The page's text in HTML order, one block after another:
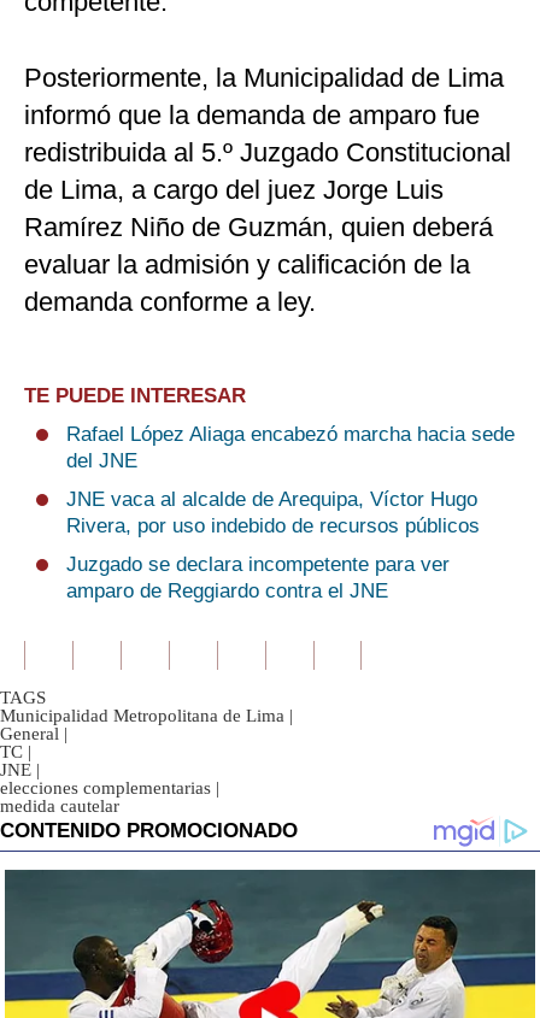
Posteriormente, la Municipalidad de Lima
informó que la demanda de amparo fue
redistribuida al 5.º Juzgado Constitucional
de Lima, a cargo del juez Jorge Luis
Ramírez Niño de Guzmán, quien deberá
evaluar la admisión y calificación de la
demanda conforme a ley.
TE PUEDE INTERESAR
Rafael López Aliaga encabezó marcha hacia sede
del JNE
JNE vaca al alcalde de Arequipa, Víctor Hugo
Rivera, por uso indebido de recursos públicos
Juzgado se declara incompetente para ver
amparo de Reggiardo contra el JNE
TAGS
Municipalidad Metropolitana de Lima |
General |
TC |
JNE |
elecciones complementarias |
medida cautelar